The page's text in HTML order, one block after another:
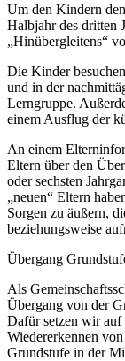
Um den Kindern
Halbjahr des dritten
„Hinübergleitens“
Die Kinder
und in der
Lerngruppe.
einem Ausflug der
An einem
Eltern über den
oder sechsten
„neuen“ Eltern
Sorgen zu äußern,
beziehungsweise
Übergang
Als
Übergang von der
Dafür setzen wir auf
Wiedererkennen
Grundstufe in der